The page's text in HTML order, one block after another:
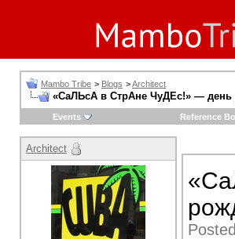
Mambo Tribe > Blogs >Architect
«СаЛЬсА в СтрАне ЧуДЕс!» —
Events Reference
Architect